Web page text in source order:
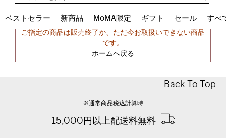
ベストセラー 新商品 MoMA限定 ギフト セール すべ
申し訳ございません。
ご指定の商品は販売終了か、ただ今お取扱いできない商品
です。
ホームへ戻る
Back To Top
※通常商品税込計算時
15,000円以上配送料無料